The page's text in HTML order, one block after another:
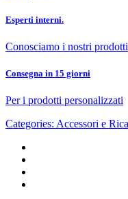
Esperti interni.
Conosciamo i nostri prodotti
Consegna in 15 giorni
Per i prodotti personalizzati
Categories: Accessori e